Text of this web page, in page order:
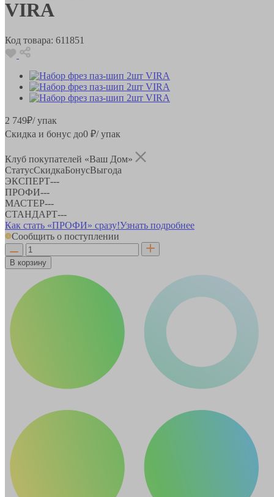
VIRA
Код товара: 611851
2 749₽/ упак
Скидка и бонус до0 ₽/ упак
Клуб покупателей «Ваш Дом»
СтатусСкидкаБонусВыгода
ЭКСПЕРТ---
ПРОФИ---
МАСТЕР---
СТАНДАРТ---
Как стать «ПРОФИ» сразу!Узнать подробнее
Сообщить о поступлении
В корзину